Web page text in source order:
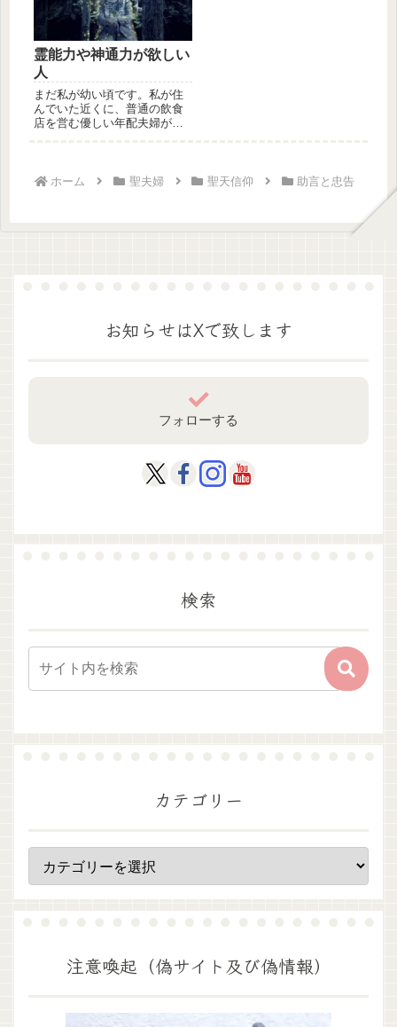
霊能力や神通力が欲しい
人
まだ私が幼い頃です。私が住
んでいた近くに、普通の飲食
店を営む優しい年配夫婦がい
ホーム 聖夫婦 聖天信仰 助言と忠告
お知らせはXで致します
フォローする
検索
カテゴリー
注意喚起（偽サイト及び偽情報）